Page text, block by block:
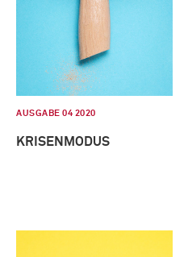
AUSGABE 04 2020
KRISENMODUS